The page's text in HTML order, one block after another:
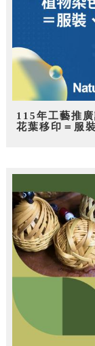
115年工藝推
花葉移印＝服